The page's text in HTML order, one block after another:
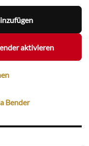
aktivieren
Bender